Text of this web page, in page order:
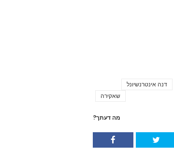
דנה אינטרנשיונל
שאקירה
מה דעתך?